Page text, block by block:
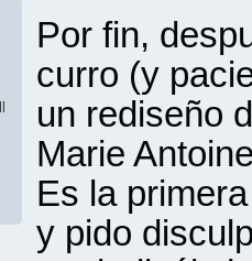
Por fin,
curro (y
un rediseño
Marie
Es la
y pido